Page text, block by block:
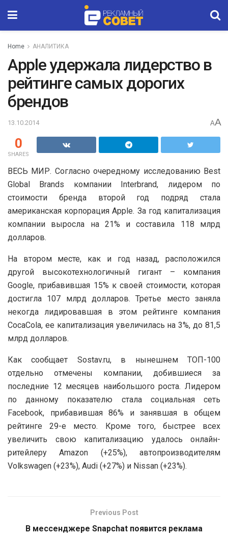
Home АНАЛИТИКА
Apple удержала лидерство в
рейтинге самых дорогих
брендов
13.10.2014 AA
0
SHARES
ВЕСЬ МИР. Согласно очередному исследованию Best
Global Brands компании Interbrand, лидером по
стоимости бренда второй год подряд стала
американская корпорация Apple. За год капитализация
компании выросла на 21% и составила 118 млрд
долларов.
На втором месте, как и год назад, расположился
другой высокотехнологичный гигант – компания
Google, прибавившая 15% к своей стоимости, которая
достигла 107 млрд долларов. Третье место заняла
некогда лидировавшая в этом рейтинге компания
CocaCola, ее капитализация увеличилась на 3%, до 81,5
млрд долларов.
Как сообщает Sostav.ru, в нынешнем ТОП-100
отдельно отмечены компании, добившиеся за
последние 12 месяцев наибольшого роста. Лидером
по данному показателю стала социальная сеть
Facebook, прибавившая 86% и занявшая в общем
рейтинге 29-е место. Кроме того, быстрее всех
увеличить свою капитализацию удалось онлайн-
ритейлеру Amazon (+25%), автопроизводителям
Volkswagen (+23%), Audi (+27%) и Nissan (+23%).
Previous Post
В мессенджере Snapchat появится реклама